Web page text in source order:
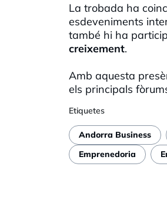
La trobada ha
esdeveniments
també hi ha
creixement.
Amb aquesta
els principals
Etiquetes
Andorra Business
Emprenedoria